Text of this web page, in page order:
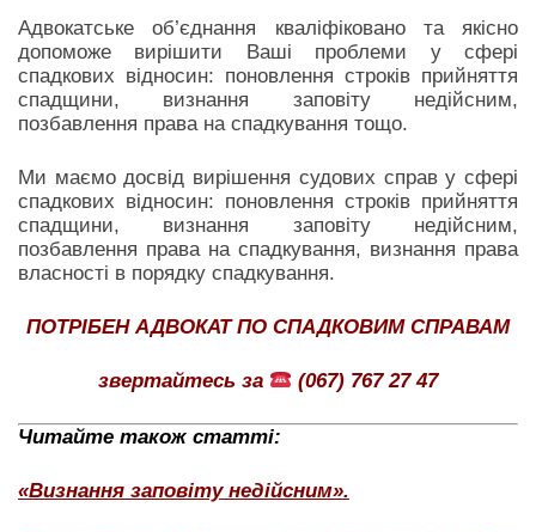
Адвокатське об’єднання кваліфіковано та якісно
допоможе вирішити Ваші проблеми у сфері
спадкових відносин: поновлення строків прийняття
спадщини, визнання заповіту недійсним,
позбавлення права на спадкування тощо.
Ми маємо досвід вирішення судових справ у сфері
спадкових відносин: поновлення строків прийняття
спадщини, визнання заповіту недійсним,
позбавлення права на спадкування, визнання права
власності в порядку спадкування.
ПОТРІБЕН АДВОКАТ ПО СПАДКОВИМ СПРАВАМ
звертайтесь за (067) 767 27 47
Читайте також статті:
«Визнання заповіту недійсним».